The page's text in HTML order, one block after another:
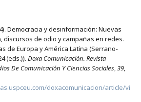
Democracia y desinformación: Nuevas
discursos de odio y campañas en redes.
de Europa y América Latina (Serrano-
(eds.)). Doxa Comunicación. Revista
De Comunicación Y Ciencias Sociales,39,
doxacomunicacion/article/vi